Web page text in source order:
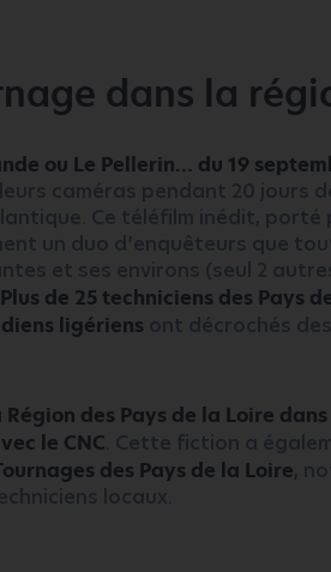
dans la
ou Le Pellerin… du 19
caméras pendant 20 jours
Ce téléfilm inédit, porté
un duo d’enquêteurs que
et ses environs (seul 2
Plus de 25 techniciens des Pays
ligériens ont décrochés
des Pays de la Loire
le CNC . Cette fiction a
des Pays de la Loire,
locaux.